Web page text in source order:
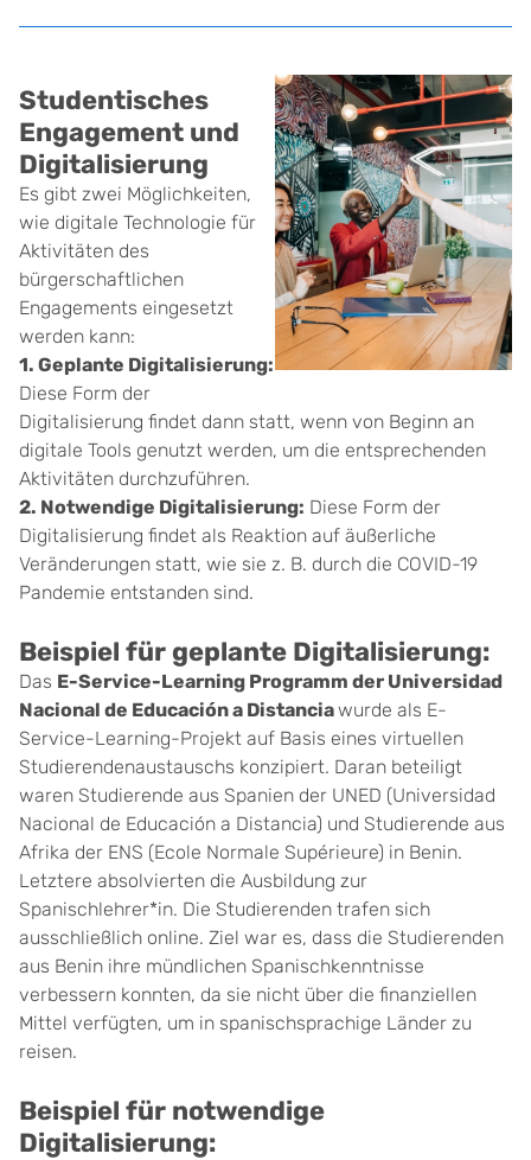
Studentisches
Engagement und
Digitalisierung
Es gibt zwei Möglichkeiten,
wie digitale Technologie für
Aktivitäten des
bürgerschaftlichen
Engagements eingesetzt
werden kann:
1. Geplante Digitalisierung:
Diese Form der
Digitalisierung findet dann statt, wenn von Beginn an
digitale Tools genutzt werden, um die entsprechenden
Aktivitäten durchzuführen.
2. Notwendige Digitalisierung: Diese Form der
Digitalisierung findet als Reaktion auf äußerliche
Veränderungen statt, wie sie z. B. durch die COVID-19
Pandemie entstanden sind.
Beispiel für geplante Digitalisierung:
Das E-Service-Learning Programm der Universidad
Nacional de Educación a Distanciawurde als E-
Service-Learning-Projekt auf Basis eines virtuellen
Studierendenaustauschs konzipiert. Daran beteiligt
waren Studierende aus Spanien der UNED (Universidad
Nacional de Educación a Distancia) und Studierende aus
Afrika der ENS (Ecole Normale Supérieure) in Benin.
Letztere absolvierten die Ausbildung zur
Spanischlehrer*in. Die Studierenden trafen sich
ausschließlich online. Ziel war es, dass die Studierenden
aus Benin ihre mündlichen Spanischkenntnisse
verbessern konnten, da sie nicht über die finanziellen
Mittel verfügten, um in spanischsprachige Länder zu
reisen.
Beispiel für notwendige
Digitalisierung: